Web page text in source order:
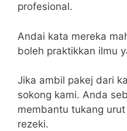
profesional.
Andai kata mereka
boleh praktikkan ilmu
Jika ambil pakej dari
sokong kami. Anda
membantu tukang
rezeki.